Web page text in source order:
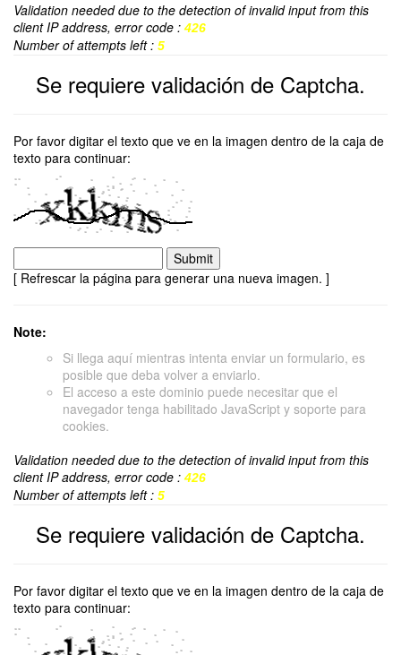
Validation needed due to the detection of invalid input from this
client IP address, error code : 426
Number of attempts left : 5
Se requiere validación de Captcha.
Por favor digitar el texto que ve en la imagen dentro de la caja de
texto para continuar:
[ Refrescar la página para generar una nueva imagen. ]
Note:
Si llega aquí mientras intenta enviar un formulario, es
posible que deba volver a enviarlo.
El acceso a este dominio puede necesitar que el
navegador tenga habilitado JavaScript y soporte para
cookies.
Validation needed due to the detection of invalid input from this
client IP address, error code : 426
Number of attempts left : 5
Se requiere validación de Captcha.
Por favor digitar el texto que ve en la imagen dentro de la caja de
texto para continuar: